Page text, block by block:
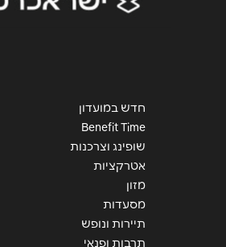
חדש במועדון
Benefit Time
שופינג וצרכנות
אטרקציות
מזון
מסעדות
תיירות ונופש
תרבות ופנאי